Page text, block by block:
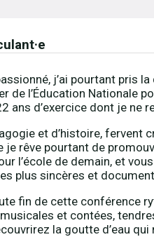
j’ai pourtant pris
de l’Éducation Nationale
ans d’exercice dont je ne
et d’histoire, fervent
je rêve pourtant de
l’école de demain, et
plus sincères et
fin de cette conférence
et contées,
la goutte d’eau qui